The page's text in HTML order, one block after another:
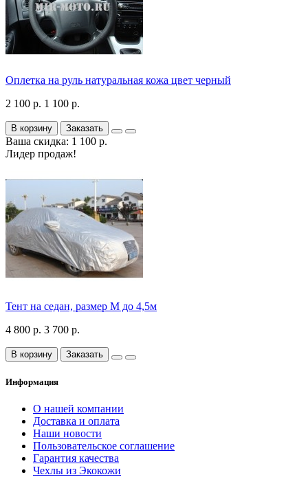
Оплетка на руль натуральная кожа цвет черный
2 100 р. 1 100 р.
В корзину Заказать
Ваша скидка: 1 100 р.
Лидер продаж!
Тент на седан, размер М до 4,5м
4 800 р. 3 700 р.
В корзину Заказать
Информация
О нашей компании
Доставка и оплата
Наши новости
Пользовательское соглашение
Гарантия качества
Чехлы из Экокожи